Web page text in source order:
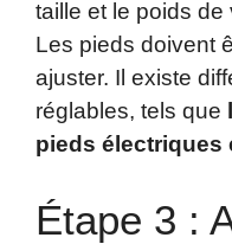
taille et le poids
Les pieds doivent
ajuster. Il existe
réglables, tels que
pieds électriques
Étape 3 :